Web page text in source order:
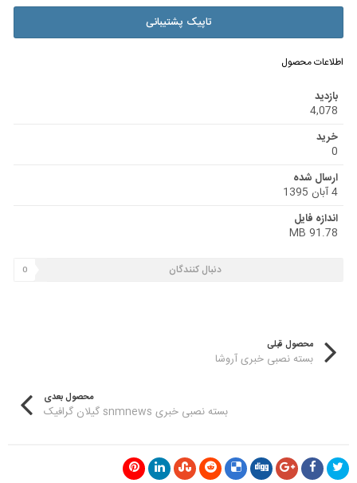
تاپیک پشتیبانی
اطلاعات محصول
بازدید
4,078
خرید
0
ارسال شده
4 آبان 1395
اندازه فایل
91.78 MB
دنبال کنندگان 0
محصول قبلی
بسته نصبی خبری آروشا
محصول بعدی
بسته نصبی خبری snmnews گیلان گرافیک